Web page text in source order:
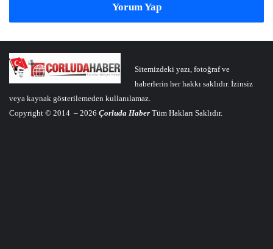
Yorum Yap
Sitemizdeki yazı, fotoğraf ve
haberlerin her hakkı saklıdır. İzinsiz
veya kaynak gösterilemeden kullanılamaz.
Copyright © 2014 – 2026 Çorluda Haber Tüm Hakları Saklıdır.